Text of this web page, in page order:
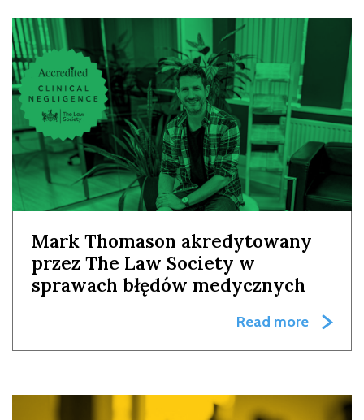
Mark Thomason akredytowany
przez The Law Society w
sprawach błędów medycznych
Read more